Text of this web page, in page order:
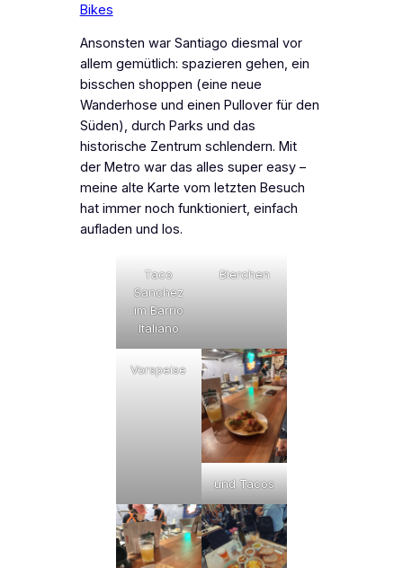
Bikes
Ansonsten war Santiago diesmal vor
allem gemütlich: spazieren gehen, ein
bisschen shoppen (eine neue
Wanderhose und einen Pullover für den
Süden), durch Parks und das
historische Zentrum schlendern. Mit
der Metro war das alles super easy –
meine alte Karte vom letzten Besuch
hat immer noch funktioniert, einfach
aufladen und los.
Taco
Sanchez
im Barrio
Italiano
Bierchen
Vorspeise
und Tacos